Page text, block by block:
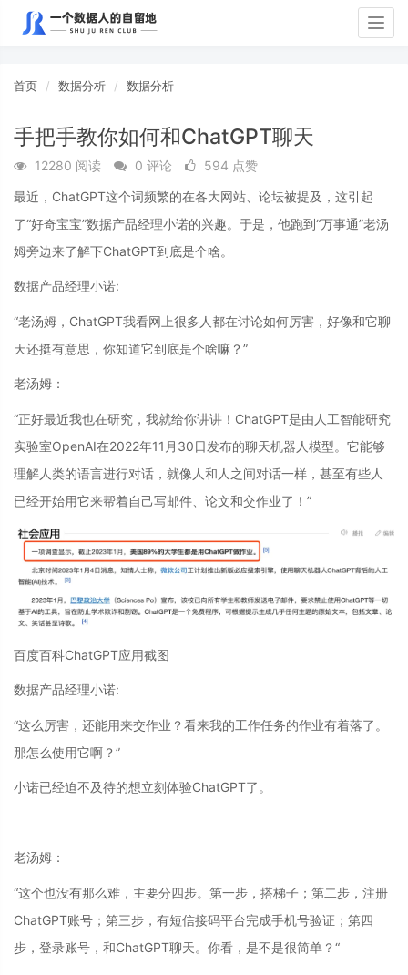
首页 数据分析 数据分析
手把手教你如何和ChatGPT聊天
12280 阅读 0 评论
594 点赞
最近，ChatGPT这个词频繁的在各大网站、论坛被提及，这引起
了“好奇宝宝”数据产品经理小诺的兴趣。于是，他跑到“万事通”老汤
姆旁边来了解下ChatGPT到底是个啥。
数据产品经理小诺:
“老汤姆，ChatGPT我看网上很多人都在讨论如何厉害，好像和它聊
天还挺有意思，你知道它到底是个啥嘛？”
老汤姆：
“正好最近我也在研究，我就给你讲讲！ChatGPT是由人工智能研究
实验室OpenAI在2022年11月30日发布的聊天机器人模型。它能够
理解人类的语言进行对话，就像人和人之间对话一样，甚至有些人
已经开始用它来帮着自己写邮件、论文和交作业了！”
百度百科ChatGPT应用截图
数据产品经理小诺:
“这么厉害，还能用来交作业？看来我的工作任务的作业有着落了。
那怎么使用它啊？”
小诺已经迫不及待的想立刻体验ChatGPT了。
老汤姆：
“这个也没有那么难，主要分四步。第一步，搭梯子；第二步，注册
ChatGPT账号；第三步，有短信接码平台完成手机号验证；第四
步，登录账号，和ChatGPT聊天。你看，是不是很简单？“